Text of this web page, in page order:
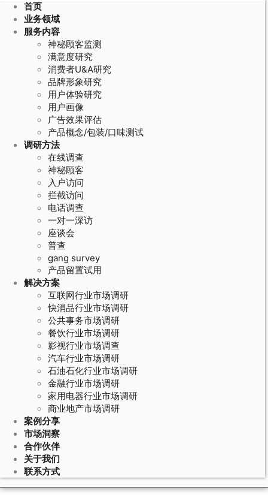
首页
业务领域
服务内容
神秘顾客监测
满意度研究
消费者U&A研究
品牌形象研究
用户体验研究
用户画像
广告效果评估
产品概念/包装/口味测试
调研方法
在线调查
神秘顾客
入户访问
拦截访问
电话调查
一对一深访
座谈会
普查
gang survey
产品留置试用
解决方案
互联网行业市场调研
快消品行业市场调研
公共事务市场调研
餐饮行业市场调研
影视行业市场调查
汽车行业市场调研
石油石化行业市场调研
金融行业市场调研
家用电器行业市场调研
商业地产市场调研
案例分享
市场洞察
合作伙伴
关于我们
联系方式
April 6, 2020
开咨询公司需要什么条件
开咨询公司需要什么条件本文我们通过以下
几点为大家进行分析，再通过咨询机构的分类让
大家更多的了解咨询公司。